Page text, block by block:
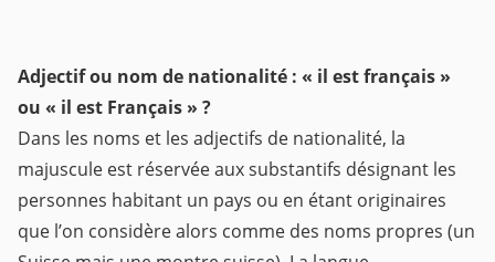
Adjectif ou nom de nationalité : « il est français »
ou « il est Français » ?
Dans les noms et les adjectifs de nationalité, la
majuscule est réservée aux substantifs désignant les
personnes habitant un pays ou en étant originaires
que l’on considère alors comme des noms propres (un